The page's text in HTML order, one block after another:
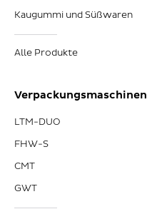
Kaugummi und Süßwaren
Alle Produkte
Verpackungsmaschinen
LTM-DUO
FHW-S
CMT
GWT